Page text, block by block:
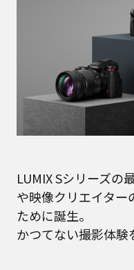
LUMIX Sシリーズの
や映像クリエイター
ために誕生。
かつてない撮影体験